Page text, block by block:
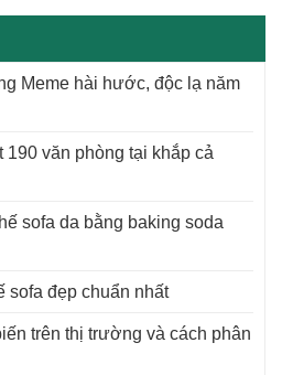
Meme hài hước, độc lạ năm
190 văn phòng tại khắp cả
sofa da bằng baking soda
sofa đẹp chuẩn nhất
trên thị trường và cách phân